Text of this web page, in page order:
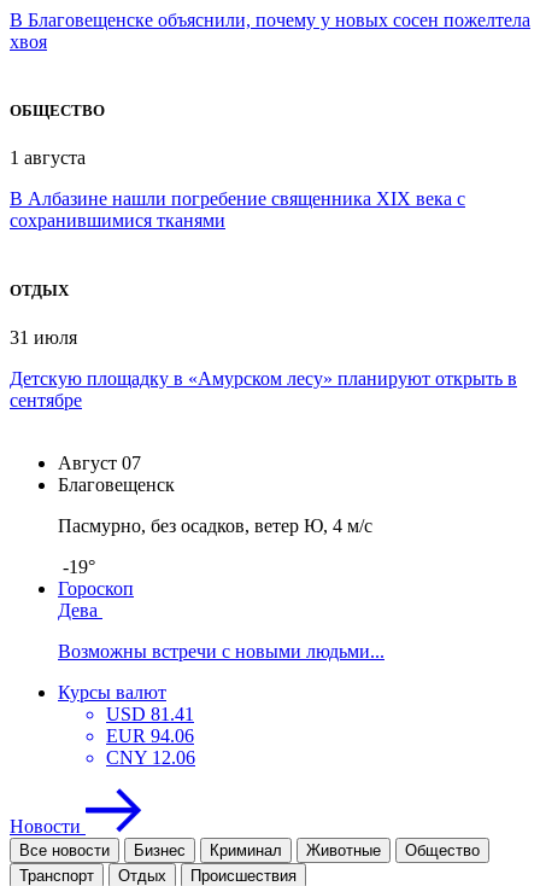
В Благовещенске объяснили, почему у новых сосен пожелтела
хвоя
ОБЩЕСТВО
1 августа
В Албазине нашли погребение священника XIX века с
сохранившимися тканями
ОТДЫХ
31 июля
Детскую площадку в «Амурском лесу» планируют открыть в
сентябре
Август 07
Благовещенск
Пасмурно, без осадков, ветер Ю, 4 м/с
-19°
Гороскоп
Дева
Возможны встречи с новыми людьми...
Курсы валют
USD 81.41
EUR 94.06
CNY 12.06
Новости
Все новости Бизнес Криминал Животные
Общество
Транспорт
Отдых Проиcшествия